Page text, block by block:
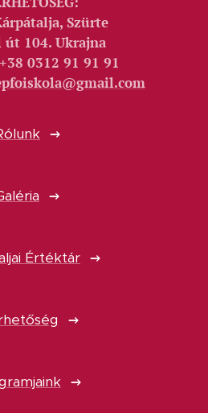
Szürte
út 104. Ukrajna
0312 91 91 91
Értéktár